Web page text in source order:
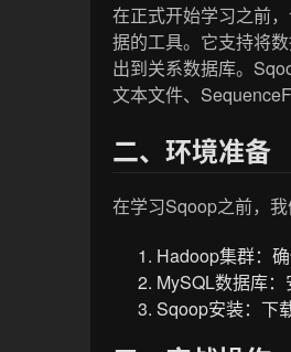
在正式开始学习之前
据的工具。它支持将
出到关系数据库。
文本文件、
二、环境准备
在学习Sqoop之前，我
Hadoop集群：
MySQL数据库：
Sqoop安装：下